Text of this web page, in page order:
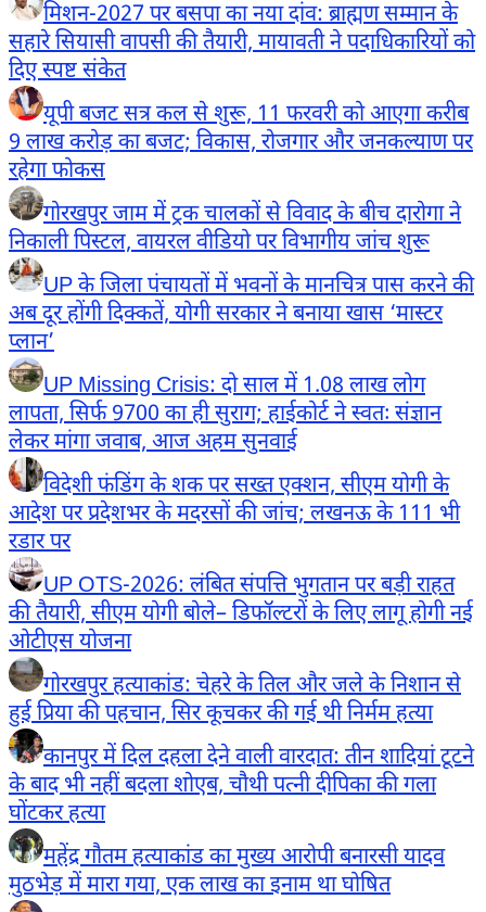
मिशन-2027 पर बसपा का नया दांव: ब्राह्मण सम्मान के
सहारे सियासी वापसी की तैयारी, मायावती ने पदाधिकारियों को
दिए स्पष्ट संकेत
यूपी बजट सत्र कल से शुरू, 11 फरवरी को आएगा करीब
9 लाख करोड़ का बजट; विकास, रोजगार और जनकल्याण पर
रहेगा फोकस
गोरखपुर जाम में ट्रक चालकों से विवाद के बीच दारोगा ने
निकाली पिस्टल, वायरल वीडियो पर विभागीय जांच शुरू
UP के जिला पंचायतों में भवनों के मानचित्र पास करने की
अब दूर होंगी दिक्कतें, योगी सरकार ने बनाया खास ‘मास्टर
प्लान’
UP Missing Crisis: दो साल में 1.08 लाख लोग
लापता, सिर्फ 9700 का ही सुराग; हाईकोर्ट ने स्वतः संज्ञान
लेकर मांगा जवाब, आज अहम सुनवाई
विदेशी फंडिंग के शक पर सख्त एक्शन, सीएम योगी के
आदेश पर प्रदेशभर के मदरसों की जांच; लखनऊ के 111 भी
रडार पर
UP OTS-2026: लंबित संपत्ति भुगतान पर बड़ी राहत
की तैयारी, सीएम योगी बोले– डिफॉल्टरों के लिए लागू होगी नई
ओटीएस योजना
गोरखपुर हत्याकांड: चेहरे के तिल और जले के निशान से
हुई प्रिया की पहचान, सिर कूचकर की गई थी निर्मम हत्या
कानपुर में दिल दहला देने वाली वारदात: तीन शादियां टूटने
के बाद भी नहीं बदला शोएब, चौथी पत्नी दीपिका की गला
घोंटकर हत्या
महेंद्र गौतम हत्याकांड का मुख्य आरोपी बनारसी यादव
मुठभेड़ में मारा गया, एक लाख का इनाम था घोषित